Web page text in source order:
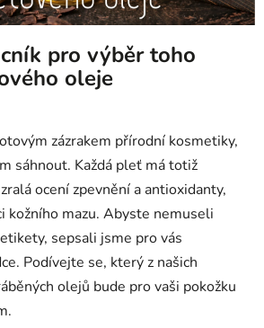
pro výběr toho
oleje
zázrakem přírodní kosmetiky,
sáhnout. Každá pleť má totiž
ocení zpevnění a antioxidanty,
kožního mazu. Abyste nemuseli
sepsali jsme pro vás
Podívejte se, který z našich
olejů bude pro vaši pokožku